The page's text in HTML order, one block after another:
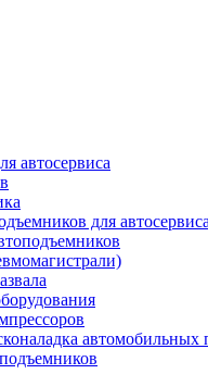
автосервиса
для автосервиса
автомобильных